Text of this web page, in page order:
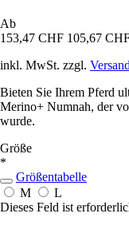
Ab
153,47 CHF 105,67
inkl. MwSt. zzgl.
Bieten Sie Ihrem Pferd
Merino+ Numnah, der
wurde.
Größe
*
Größentabelle
M
L
Dieses Feld ist